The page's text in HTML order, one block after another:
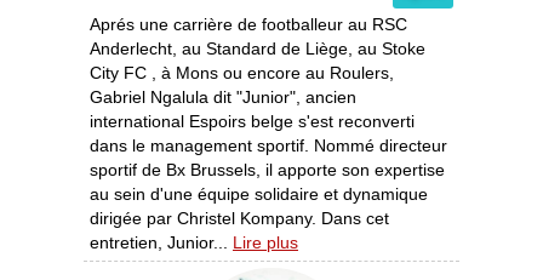
Aprés une carrière de footballeur au RSC
Anderlecht, au Standard de Liège, au Stoke
City FC , à Mons ou encore au Roulers,
Gabriel Ngalula dit "Junior", ancien
international Espoirs belge s'est reconverti
dans le management sportif. Nommé directeur
sportif de Bx Brussels, il apporte son expertise
au sein d'une équipe solidaire et dynamique
dirigée par Christel Kompany. Dans cet
entretien, Junior... Lire plus